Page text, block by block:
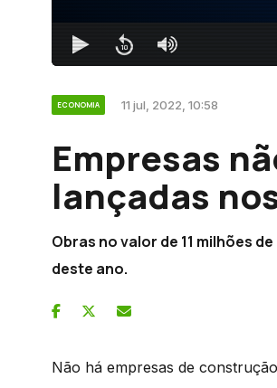
ECONOMIA 11 jul, 2022, 10:58
Empresas
lançadas
Obras no valor de 11 milhões
deste ano.
Não há empresas de